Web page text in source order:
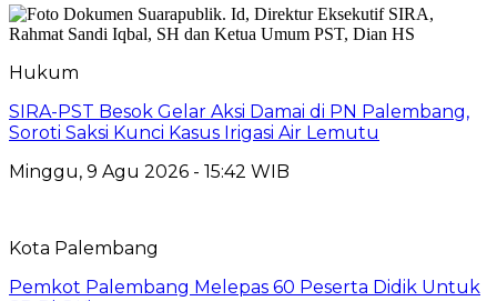
Hukum
SIRA-PST Besok Gelar Aksi Damai di PN Palembang,
Soroti Saksi Kunci Kasus Irigasi Air Lemutu
Minggu, 9 Agu 2026 - 15:42 WIB
Kota Palembang
Pemkot Palembang Melepas 60 Peserta Didik Untuk